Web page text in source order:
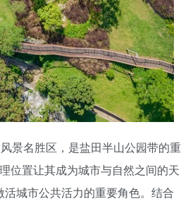
景名胜区，是盐田半山公园带的重
位置让其成为城市与自然之间的天
城市公共活力的重要角色。结合